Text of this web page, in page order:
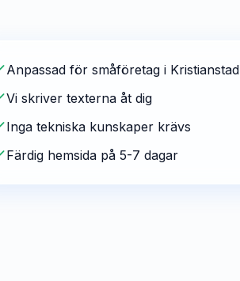
Anpassad för småföretag i Kristianstad
Vi skriver texterna åt dig
Inga tekniska kunskaper krävs
Färdig hemsida på 5-7 dagar